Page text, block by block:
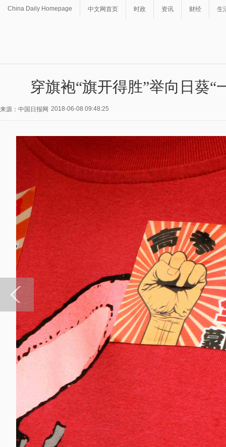
China Daily Homepage 中文网首页 时政 资讯 财经 生
穿旗袍“旗开得胜”举向日葵
来源：中国日报网 2018-06-08 09:48:25